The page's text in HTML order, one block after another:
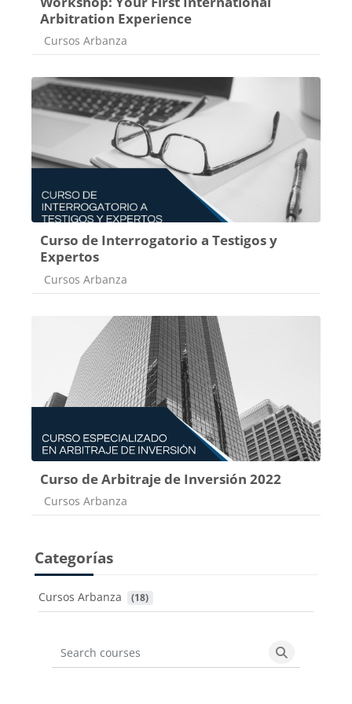
Arbitration Experience
Categoría de cursos
Cursos Arbanza
Curso de Interrogatorio a Testigos y
Expertos
Categoría de cursos
Cursos Arbanza
Curso de Arbitraje de Inversión 2022
Categoría de cursos
Cursos Arbanza
Categorías
Cursos Arbanza (18)
Search courses
Search